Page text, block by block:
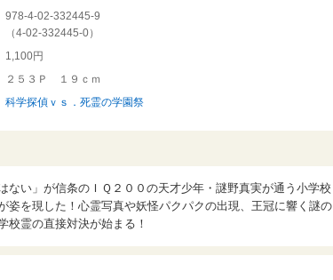
978-4-02-332445-9
（4-02-332445-0）
1,100円
２５３Ｐ １９ｃｍ
科学探偵ｖｓ．死霊の学園祭
い」が信条のＩＱ２００の天才少年・謎野真実が通う小学校
を現した！心霊写真や妖怪パクパクの出現、王冠に響く謎の
霊の直接対決が始まる！